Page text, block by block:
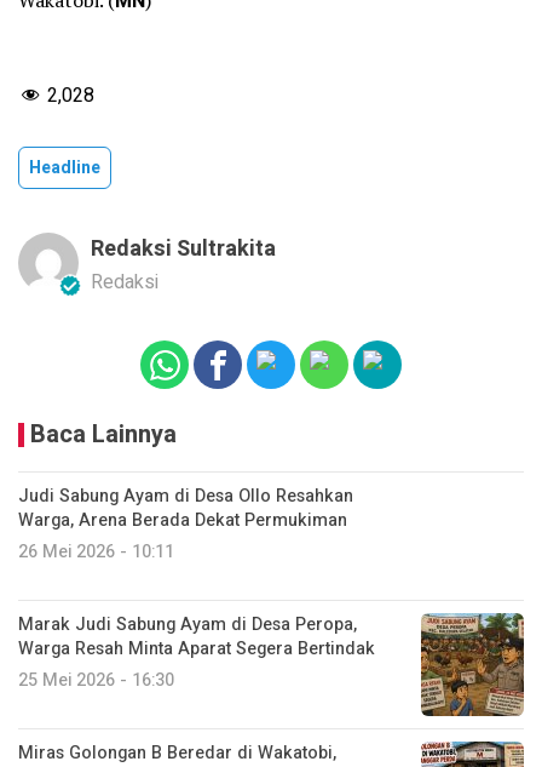
2,028
Headline
Redaksi Sultrakita
Redaksi
Baca Lainnya
Judi Sabung Ayam di Desa Ollo Resahkan
Warga, Arena Berada Dekat Permukiman
26 Mei 2026 - 10:11
Marak Judi Sabung Ayam di Desa Peropa,
Warga Resah Minta Aparat Segera Bertindak
25 Mei 2026 - 16:30
Miras Golongan B Beredar di Wakatobi,